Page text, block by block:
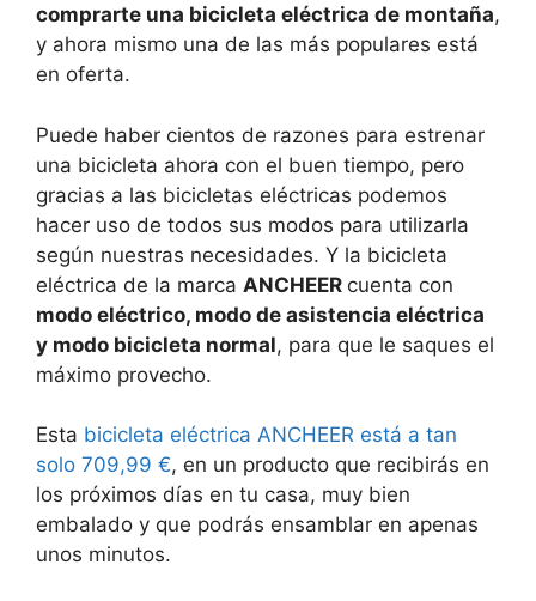
comprarte una bicicleta eléctrica de montaña,
y ahora mismo una de las más populares está
en oferta.
Puede haber cientos de razones para estrenar
una bicicleta ahora con el buen tiempo, pero
gracias a las bicicletas eléctricas podemos
hacer uso de todos sus modos para utilizarla
según nuestras necesidades. Y la bicicleta
eléctrica de la marca ANCHEER cuenta con
modo eléctrico, modo de asistencia eléctrica
y modo bicicleta normal, para que le saques el
máximo provecho.
Esta bicicleta eléctrica ANCHEER está a tan
solo 709,99 €, en un producto que recibirás en
los próximos días en tu casa, muy bien
embalado y que podrás ensamblar en apenas
unos minutos.